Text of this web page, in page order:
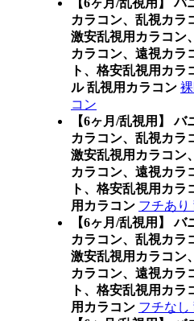
【6ヶ月/乱視用】
カラコン、乱視カラ
激安乱視用カラコン
カラコン、遠視カラ
ト、格安乱視用カ
ル 乱視用カラコン
コン
【6ヶ月/乱視用】
カラコン、乱視カラ
激安乱視用カラコン
カラコン、遠視カラ
ト、格安乱視用カ
用カラコン フチあり
【6ヶ月/乱視用】
カラコン、乱視カラ
激安乱視用カラコン
カラコン、遠視カラ
ト、格安乱視用カ
用カラコン フチなし